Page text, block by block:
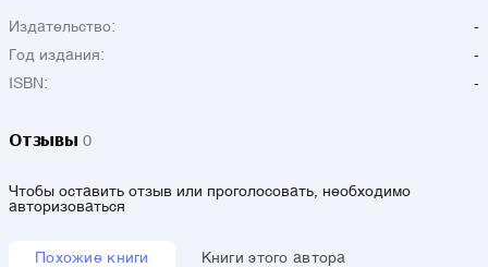
Издательство:
-
Год издания:
-
ISBN:
-
Отзывы 0
Чтобы оставить отзыв или проголосовать, необходимо
авторизоваться
Похожие книги Книги этого автора